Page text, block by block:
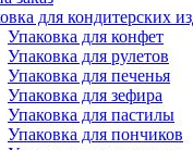
для кондитерских
Упаковка для конфет
Упаковка для рулетов
Упаковка для печенья
Упаковка для зефира
Упаковка для пастилы
Упаковка для пончиков